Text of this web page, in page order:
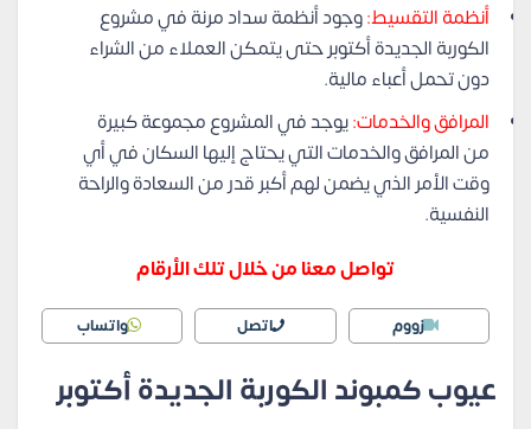
أنظمة التقسيط:وجود أنظمة سداد مرنة في مشروع
الكوربة الجديدة أكتوبر حتى يتمكن العملاء من الشراء
دون تحمل أعباء مالية.
المرافق والخدمات:يوجد في المشروع مجموعة كبيرة
من المرافق والخدمات التي يحتاج إليها السكان في أي
وقت الأمر الذي يضمن لهم أكبر قدر من السعادة والراحة
النفسية.
تواصل معنا من خلال تلك الأرقام
زووم اتصل واتساب
عيوب كمبوند الكوربة الجديدة أكتوبر